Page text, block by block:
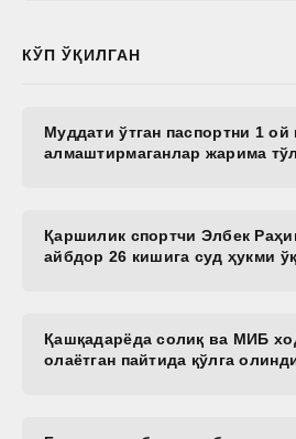
КЎП ЎҚИЛГАН
Муддати ўтган паспортни 1 ой
алмаштирмаганлар жарима
Қаршилик спортчи Элбек
айбдор 26 кишига суд ҳукми
Қашқадарёда солиқ ва МИБ
олаётган пайтида қўлга